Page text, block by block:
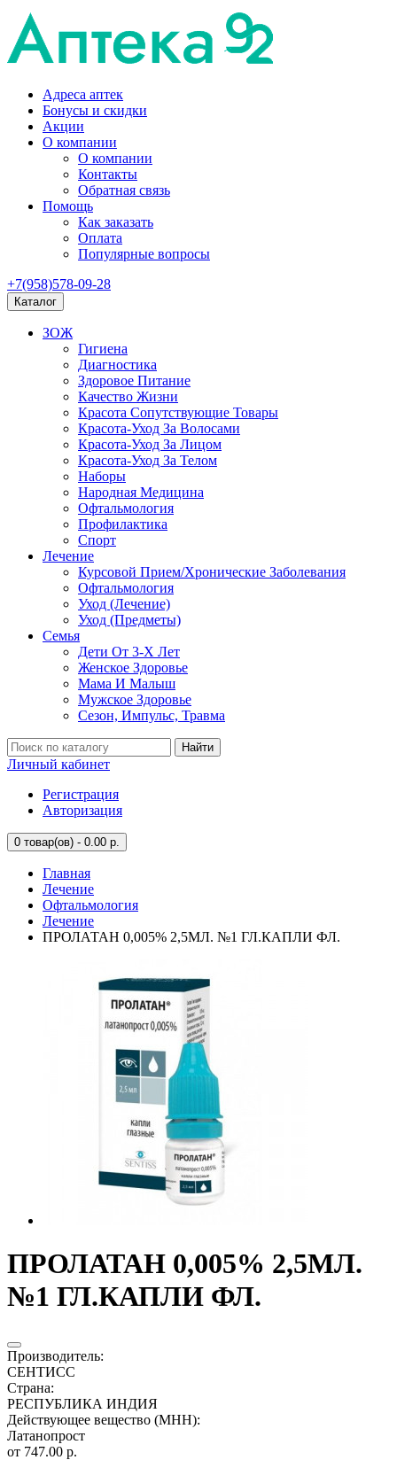
Адреса аптек
Бонусы и скидки
Акции
О компании
О компании
Контакты
Обратная связь
Помощь
Как заказать
Оплата
Популярные вопросы
+7(958)578-09-28
Каталог
ЗОЖ
Гигиена
Диагностика
Здоровое Питание
Качество Жизни
Красота Сопутствующие Товары
Красота-Уход За Волосами
Красота-Уход За Лицом
Красота-Уход За Телом
Наборы
Народная Медицина
Офтальмология
Профилактика
Спорт
Лечение
Курсовой Прием/Хронические Заболевания
Офтальмология
Уход (Лечение)
Уход (Предметы)
Семья
Дети От 3-Х Лет
Женское Здоровье
Мама И Малыш
Мужское Здоровье
Сезон, Импульс, Травма
Найти
Личный кабинет
Регистрация
Авторизация
0 товар(ов) - 0.00 р.
Главная
Лечение
Офтальмология
Лечение
ПРОЛАТАН 0,005% 2,5МЛ. №1 ГЛ.КАПЛИ ФЛ.
ПРОЛАТАН 0,005% 2,5МЛ.
№1 ГЛ.КАПЛИ ФЛ.
Производитель:
СЕНТИСС
Страна:
РЕСПУБЛИКА ИНДИЯ
Действующее вещество (МНН):
Латанопрост
от 747.00 р.